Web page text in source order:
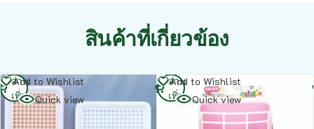
สินค้าที่เกี่ยวข้อง
Add to Wishlist
Quick view
อ่าน
เพิ่ม
Add to Wishlist
Quick view
อ่าน
เพิ่ม